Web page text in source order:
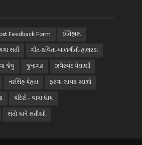
Feedback Form
ઈતિહાસ
સતી
ગીત-કવિતા-બાળગીતો-હાલરડાં
જેવું જુનાગઢ
ઝવેરચંદ મેઘાણી
નરસિંહ મેહતા
ફરવા લાયક સ્થળો
મંદિરો - યાત્રા ધામ
સંતો અને સતીઓ